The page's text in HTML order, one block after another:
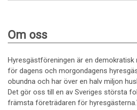
Om oss
Hyresgästföreningen är en
för dagens och morgondagens
obundna och har över en halv miljon
Det gör oss till en av Sveriges största
främsta företrädaren för